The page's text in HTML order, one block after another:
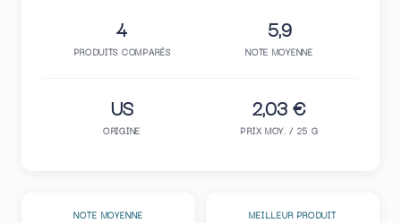
4
PRODUITS COMPARÉS
5,9
NOTE MOYENNE
US
ORIGINE
2,03 €
PRIX MOY. / 25 G
NOTE MOYENNE MEILLEUR PRODUIT